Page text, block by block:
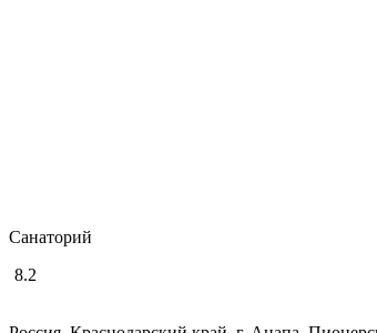
Санаторий
8.2